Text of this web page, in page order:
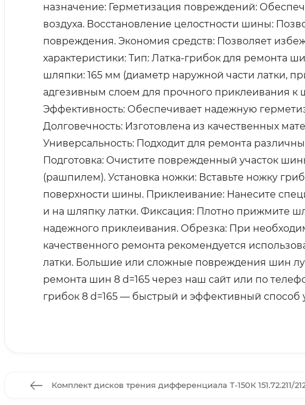
назначение: Герметизация повреждений:
воздуха. Восстановление целостности шины:
повреждения. Экономия средств: Позволяет
характеристики: Тип: Латка-грибок для ремонта
шляпки: 165 мм (диаметр наружной части латки,
адгезивным слоем для прочного приклеивания
Эффективность: Обеспечивает надежную
Долговечность: Изготовлена из качественных
Универсальность: Подходит для ремонта
Подготовка: Очистите поврежденный участок
(рашпилем). Установка ножки: Вставьте ножку
поверхности шины. Приклеивание: Нанесите
и на шляпку латки. Фиксация: Плотно прижмите
надежного приклеивания. Обрезка: При
качественного ремонта рекомендуется
латки. Большие или сложные повреждения шин
ремонта шин 8 d=165 через наш сайт или по
грибок 8 d=165 — быстрый и эффективный
Комплект дисков трения дифференциала Т-150К 151.72.211/